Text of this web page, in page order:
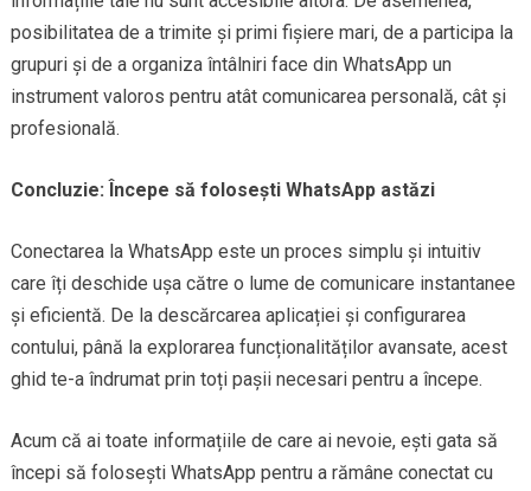
posibilitatea de a trimite și primi fișiere mari, de a participa la
grupuri și de a organiza întâlniri face din WhatsApp un
instrument valoros pentru atât comunicarea personală, cât și
profesională.
Concluzie: Începe să folosești WhatsApp astăzi
Conectarea la WhatsApp este un proces simplu și intuitiv
care îți deschide ușa către o lume de comunicare instantanee
și eficientă. De la descărcarea aplicației și configurarea
contului, până la explorarea funcționalităților avansate, acest
ghid te-a îndrumat prin toți pașii necesari pentru a începe.
Acum că ai toate informațiile de care ai nevoie, ești gata să
începi să folosești WhatsApp pentru a rămâne conectat cu